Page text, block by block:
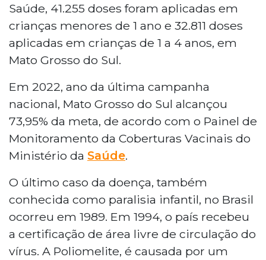
Saúde, 41.255 doses foram aplicadas em
crianças menores de 1 ano e 32.811 doses
aplicadas em crianças de 1 a 4 anos, em
Mato Grosso do Sul.
Em 2022, ano da última campanha
nacional, Mato Grosso do Sul alcançou
73,95% da meta, de acordo com o Painel de
Monitoramento da Coberturas Vacinais do
Ministério da Saúde.
O último caso da doença, também
conhecida como paralisia infantil, no Brasil
ocorreu em 1989. Em 1994, o país recebeu
a certificação de área livre de circulação do
vírus. A Poliomelite, é causada por um